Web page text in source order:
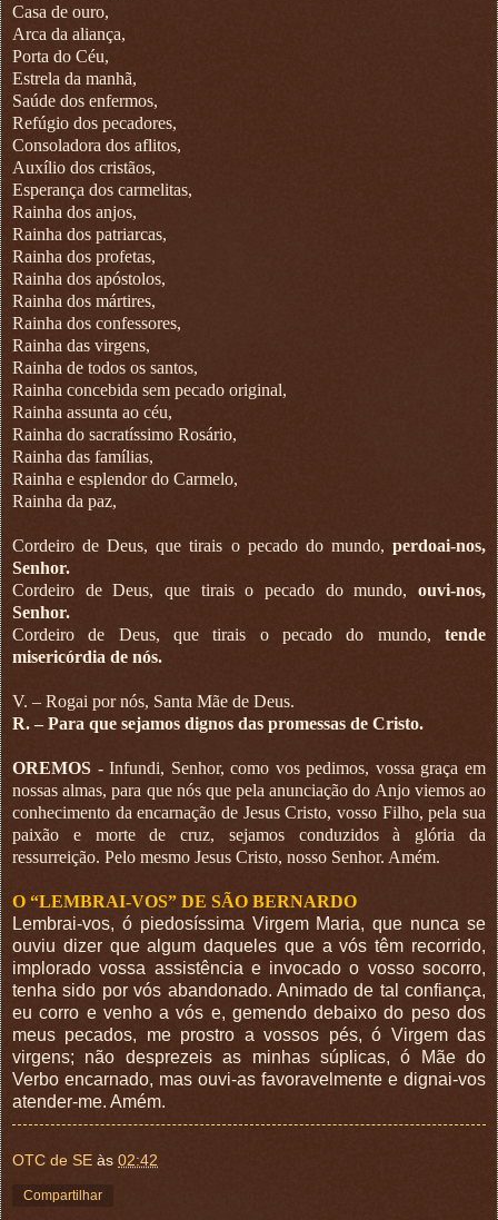
Casa de ouro,
Arca da aliança,
Porta do Céu,
Estrela da manhã,
Saúde dos enfermos,
Refúgio dos pecadores,
Consoladora dos aflitos,
Auxílio dos cristãos,
Esperança dos carmelitas,
Rainha dos anjos,
Rainha dos patriarcas,
Rainha dos profetas,
Rainha dos apóstolos,
Rainha dos mártires,
Rainha dos confessores,
Rainha das virgens,
Rainha de todos os santos,
Rainha concebida sem pecado original,
Rainha assunta ao céu,
Rainha do sacratíssimo Rosário,
Rainha das famílias,
Rainha e esplendor do Carmelo,
Rainha da paz,
Cordeiro de Deus, que tirais o pecado do mundo, perdoai-nos,
Senhor.
Cordeiro de Deus, que tirais o pecado do mundo, ouvi-nos,
Senhor.
Cordeiro de Deus, que tirais o pecado do mundo, tende
misericórdia de nós.
V. – Rogai por nós, Santa Mãe de Deus.
R. – Para que sejamos dignos das promessas de Cristo.
OREMOS -Infundi, Senhor, como vos pedimos, vossa graça em
nossas almas, para que nós que pela anunciação do Anjo viemos ao
conhecimento da encarnação de Jesus Cristo, vosso Filho, pela sua
paixão e morte de cruz, sejamos conduzidos à glória da
ressurreição. Pelo mesmo Jesus Cristo, nosso Senhor. Amém.
O “LEMBRAI-VOS” DE SÃO BERNARDO
Lembrai-vos, ó piedosíssima Virgem Maria, que nunca se
ouviu dizer que algum daqueles que a vós têm recorrido,
implorado vossa assistência e invocado o vosso socorro,
tenha sido por vós abandonado. Animado de tal confiança,
eu corro e venho a vós e, gemendo debaixo do peso dos
meus pecados, me prostro a vossos pés, ó Virgem das
virgens; não desprezeis as minhas súplicas, ó Mãe do
Verbo encarnado, mas ouvi-as favoravelmente e dignai-vos
atender-me. Amém.
OTC de SE às 02:42
Compartilhar